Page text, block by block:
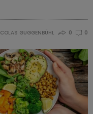
GUGGENBÜHL 0 0